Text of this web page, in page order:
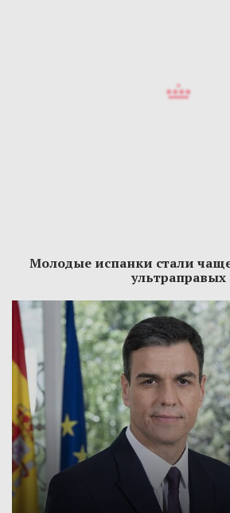
Молодые испанки стали чаще
ультраправых